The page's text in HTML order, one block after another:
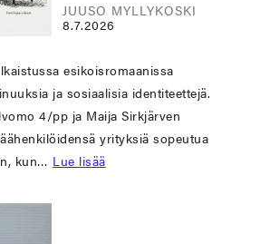
JUUSO MYLLYKOSKI
8.7.2026
esikoisromaanissa
ja sosiaalisia identiteettejä.
4/pp ja Maija Sirkjärven
yrityksiä sopeutua
kun… Lue lisää